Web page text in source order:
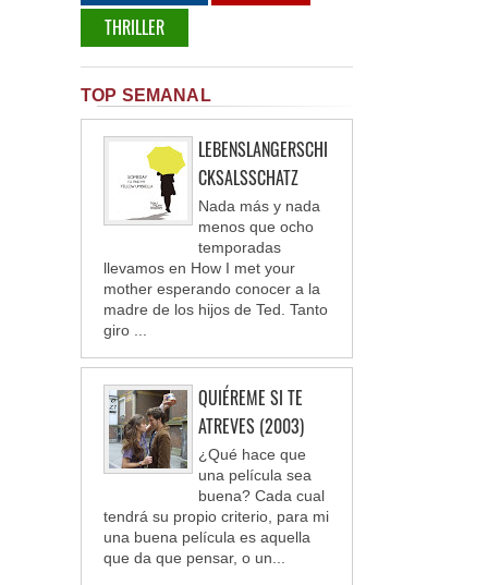
THRILLER
TOP SEMANAL
LEBENSLANGERSCHI
CKSALSSCHATZ
Nada más y nada
menos que ocho
temporadas
llevamos en How I met your
mother esperando conocer a la
madre de los hijos de Ted. Tanto
giro ...
QUIÉREME SI TE
ATREVES (2003)
¿Qué hace que
una película sea
buena? Cada cual
tendrá su propio criterio, para mi
una buena película es aquella
que da que pensar, o un...